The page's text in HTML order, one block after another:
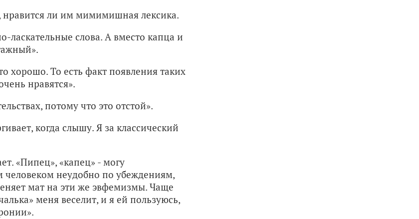
нравится ли им мимимишная лексика.
слова. А вместо капца и
хорошо. То есть факт появления таких
нравятся».
потому что это отстой».
когда слышу. Я за классический
«Пипец», «капец» - могу
человеком неудобно по убеждениям,
мат на эти же эвфемизмы. Чаще
меня веселит, и я ей пользуюсь,